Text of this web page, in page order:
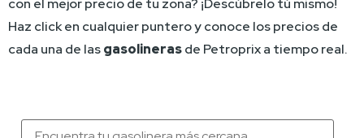
con el mejor precio de tu zona? ¡Descúbrelo tú mismo!
Haz click en cualquier puntero y conoce los precios de
cada una de las gasolineras de Petroprix a tiempo real.